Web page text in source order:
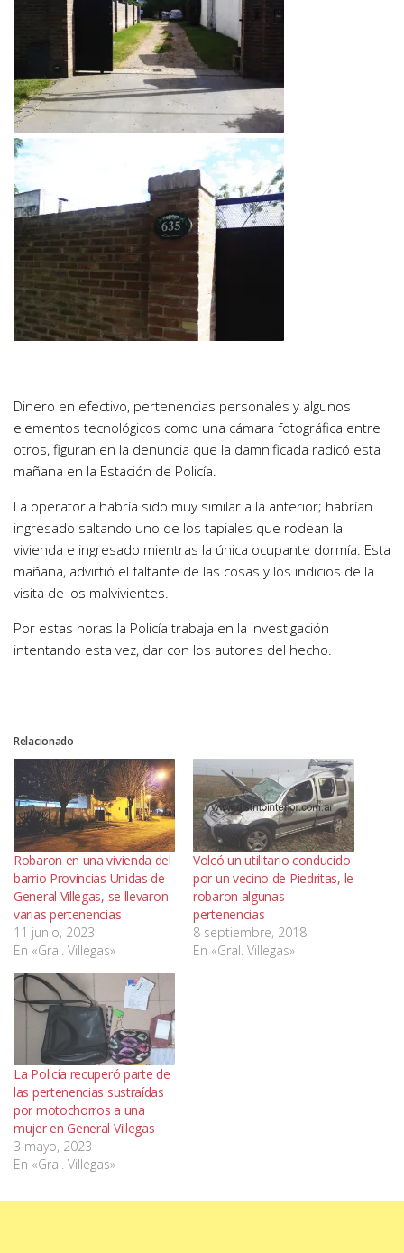
Dinero en efectivo, pertenencias personales y algunos
elementos tecnológicos como una cámara fotográfica entre
otros, figuran en la denuncia que la damnificada radicó esta
mañana en la Estación de Policía.
La operatoria habría sido muy similar a la anterior; habrían
ingresado saltando uno de los tapiales que rodean la
vivienda e ingresado mientras la única ocupante dormía. Esta
mañana, advirtió el faltante de las cosas y los indicios de la
visita de los malvivientes.
Por estas horas la Policía trabaja en la investigación
intentando esta vez, dar con los autores del hecho.
Relacionado
Robaron en una vivienda del
barrio Provincias Unidas de
General Villegas, se llevaron
varias pertenencias
11 junio, 2023
En «Gral. Villegas»
Volcó un utilitario conducido
por un vecino de Piedritas, le
robaron algunas
pertenencias
8 septiembre, 2018
En «Gral. Villegas»
La Policía recuperó parte de
las pertenencias sustraídas
por motochorros a una
mujer en General Villegas
3 mayo, 2023
En «Gral. Villegas»